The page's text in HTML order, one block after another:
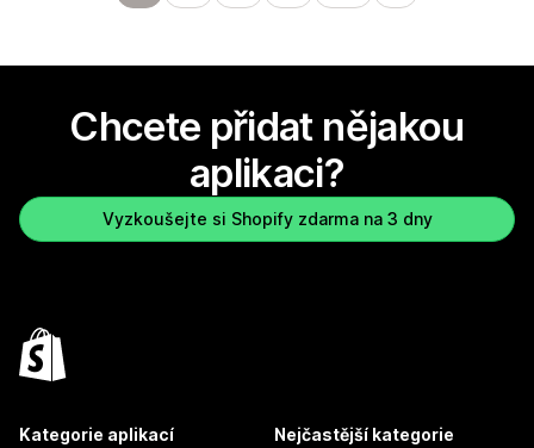
Chcete přidat nějakou
aplikaci?
Vyzkoušejte si Shopify zdarma na 3 dny
Kategorie aplikací Nejčastější kategorie